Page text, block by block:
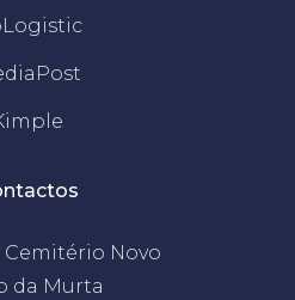
Cemitério Novo
da Murta